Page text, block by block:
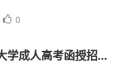
高数（一）、政
0
武汉工程大学成人高考函授招生报名简章